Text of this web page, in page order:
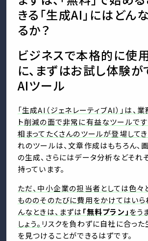
きる「生成AI」にはどん
るか？
ビジネスで本格的に使
に、まずはお試し体験が
AIツール
「生成AI（ジェネレーティブAI）」は、
ト削減の面で非常に有益なツールです
相まってたくさんのツールが登場してき
れのツールは、文章作成はもちろん、
の生成、さらにはデータ分析などそれ
持っています。
ただ、中小企業の担当者としては色々
もののそのたびに費用をかけてはいら
んなときは、まずは 「無料プラン」をう
しょう。 リスクを負わずに自社に合っ
を見つけることができるはずです。